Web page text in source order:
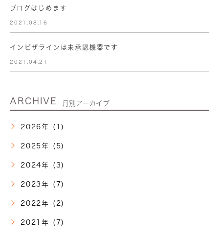
ブログはじめます
2021.08.16
インビザラインは未承認機器です
2021.04.21
ARCHIVE 月別アーカイブ
2026年 (1)
2025年 (5)
2024年 (3)
2023年 (7)
2022年 (2)
2021年 (7)